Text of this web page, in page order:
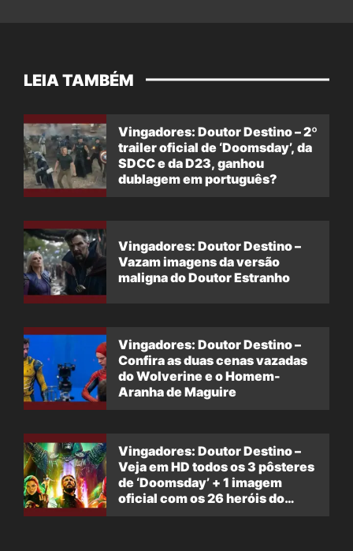
LEIA TAMBÉM
Vingadores: Doutor Destino – 2º
trailer oficial de ‘Doomsday’, da
SDCC e da D23, ganhou
dublagem em português?
Vingadores: Doutor Destino –
Vazam imagens da versão
maligna do Doutor Estranho
Vingadores: Doutor Destino –
Confira as duas cenas vazadas
do Wolverine e o Homem-
Aranha de Maguire
Vingadores: Doutor Destino –
Veja em HD todos os 3 pôsteres
de ‘Doomsday’ + 1 imagem
oficial com os 26 heróis do